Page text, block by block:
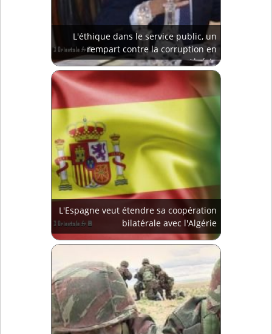
L'éthique dans le service public, un
rempart contre la corruption en
Algérie
L'Espagne veut étendre sa coopération
bilatérale avec l'Algérie